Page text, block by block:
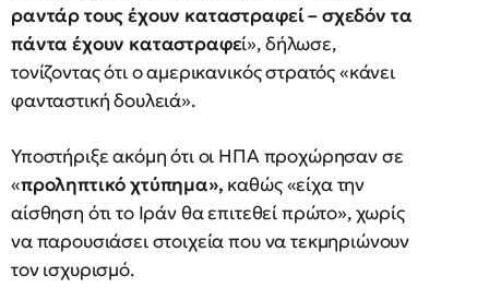
ραντάρ τους έχουν καταστραφεί – σχεδόν τα
πάντα έχουν καταστραφεί», δήλωσε,
τονίζοντας ότι ο αμερικανικός στρατός «κάνει
φανταστική δουλειά».
Υποστήριξε ακόμη ότι οι ΗΠΑ προχώρησαν σε
«προληπτικό χτύπημα», καθώς «είχα την
αίσθηση ότι το Ιράν θα επιτεθεί πρώτο», χωρίς
να παρουσιάσει στοιχεία που να τεκμηριώνουν
τον ισχυρισμό.